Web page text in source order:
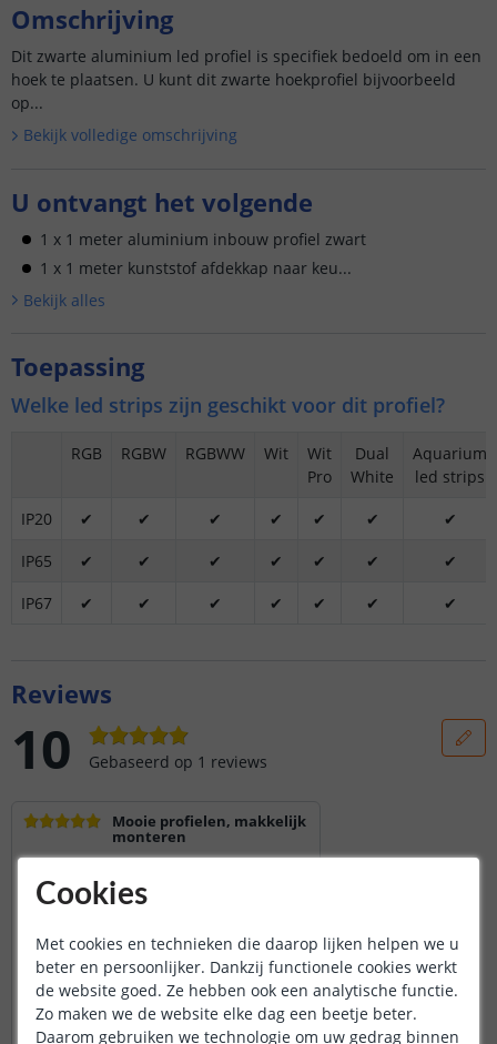
Omschrijving
Dit zwarte aluminium led profiel is specifiek bedoeld om in een
hoek te plaatsen. U kunt dit zwarte hoekprofiel bijvoorbeeld
op...
Bekijk volledige omschrijving
U ontvangt het volgende
1 x 1 meter aluminium inbouw profiel zwart
1 x 1 meter kunststof afdekkap naar keu...
Bekijk alles
Toepassing
Welke led strips zijn geschikt voor dit profiel?
RGB RGBW RGBWW Wit
Wit
Pro
Dual
White
Aquarium
led strips
IP20
✔ ✔ ✔ ✔ ✔ ✔
✔
IP65
✔ ✔ ✔ ✔ ✔ ✔
✔
IP67
✔ ✔ ✔ ✔ ✔ ✔ ✔
Reviews
10 Gebaseerd op 1 reviews
Mooie profielen, makkelijk
monteren
Deze profielen besteld om in de keuken
ledtrips te monteren.
Snel geleverd, en absoluut mooie
wel jammer vond dat kabel doorvoer gat
wel heel klein was. Voor de ikea smart
lestrip moest ik 1 afdichting wel bewerken.
Maar dat mocht de pret niet drukken. Zeer
tevreden mee
Cookies
Met cookies en technieken die daarop lijken helpen we u
beter en persoonlijker. Dankzij functionele cookies werkt
de website goed. Ze hebben ook een analytische functie.
Zo maken we de website elke dag een beetje beter.
Daarom gebruiken we technologie om uw gedrag binnen